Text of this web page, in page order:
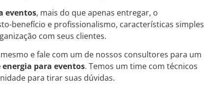
eventos, mais do que apenas entregar, o
benefício e profissionalismo, características simples
com seus clientes.
e fale com um de nossos consultores para um
energia para eventos. Temos um time com técnicos
para tirar suas dúvidas.